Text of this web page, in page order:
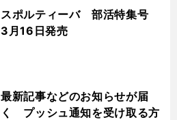
スポルティーバ 部活特集号
3月16日発売
最新記事などのお知らせが届
く プッシュ通知を受け取る方